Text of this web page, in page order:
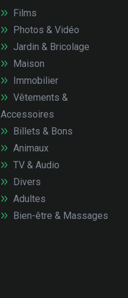
Films
Photos & Vidéo
Jardin & Bricolage
Maison
Immobilier
Vêtements &
Accessoires
Billets & Bons
Animaux
TV & Audio
Divers
Adultes
Bien-être & Massages